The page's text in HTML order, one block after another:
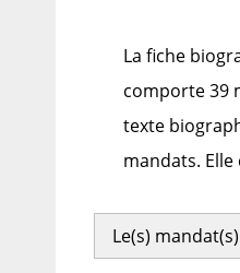
La fiche
comporte 39
texte
mandats.
Le(s)